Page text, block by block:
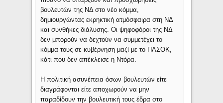
βουλευτών της ΝΔ στο νέο κόμμα,
δημιουργώντας εκρηκτική ατμόσφαιρα στη ΝΔ
και συνθήκες διάλυσης. Οι ψηφοφόροι της ΝΔ
δεν μπορούν να δεχτούν να συμμετέχει το
κόμμα τους σε κυβέρνηση μαζί με το ΠΑΣΟΚ,
κάτι που δεν απέκλεισε η Ντόρα.
Η πολιτική ασυνέπεια όσων βουλευτών είτε
διαγράφονται είτε αποχωρούν να μην
παραδίδουν την βουλευτική τους έδρα στο